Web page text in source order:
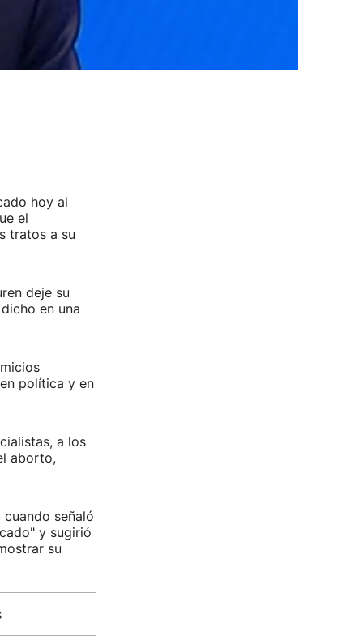
hoy al
el
tratos a su
deje su
en una
política y en
a los
aborto,
señaló
y sugirió
su